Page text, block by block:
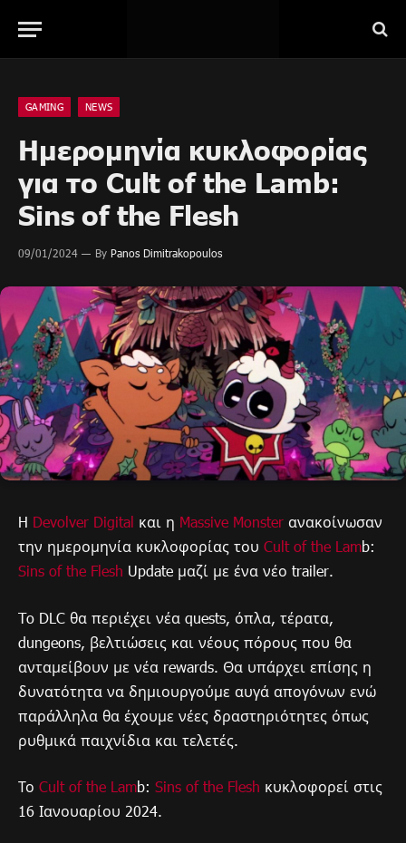
GAMING NEWS
Ημερομηνία κυκλοφορίας
για το Cult of the Lamb:
Sins of the Flesh
09/01/2024 By Panos Dimitrakopoulos
H Devolver Digital και η Massive Monster ανακοίνωσαν
την ημερομηνία κυκλοφορίας του Cult of the Lamb:
Sins of the Flesh Update μαζί με ένα νέο trailer.
To DLC θα περιέχει νέα quests, όπλα, τέρατα,
dungeons, βελτιώσεις και νέους πόρους που θα
ανταμείβουν με νέα rewards. Θα υπάρχει επίσης η
δυνατότητα να δημιουργούμε αυγά απογόνων ενώ
παράλληλα θα έχουμε νέες δραστηριότητες όπως
ρυθμικά παιχνίδια και τελετές.
Το Cult of the Lamb: Sins of the Flesh κυκλοφορεί στις
16 Ιανουαρίου 2024.